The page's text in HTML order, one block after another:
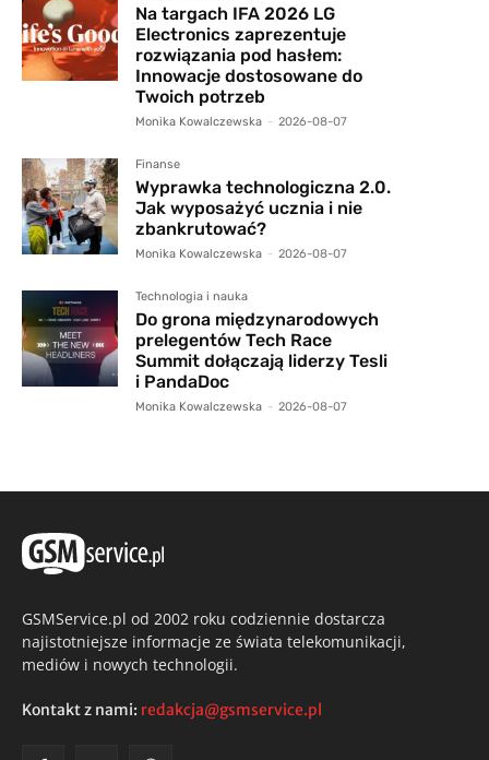
Na targach IFA 2026 LG
Electronics zaprezentuje
rozwiązania pod hasłem:
Innowacje dostosowane do
Twoich potrzeb
Monika Kowalczewska - 2026-08-07
Finanse
Wyprawka technologiczna 2.0.
Jak wyposażyć ucznia i nie
zbankrutować?
Monika Kowalczewska - 2026-08-07
Technologia i nauka
Do grona międzynarodowych
prelegentów Tech Race
Summit dołączają liderzy Tesli
i PandaDoc
Monika Kowalczewska - 2026-08-07
GSMService.pl od 2002 roku codziennie dostarcza
najistotniejsze informacje ze świata telekomunikacji,
mediów i nowych technologii.
Kontakt z nami: redakcja@gsmservice.pl